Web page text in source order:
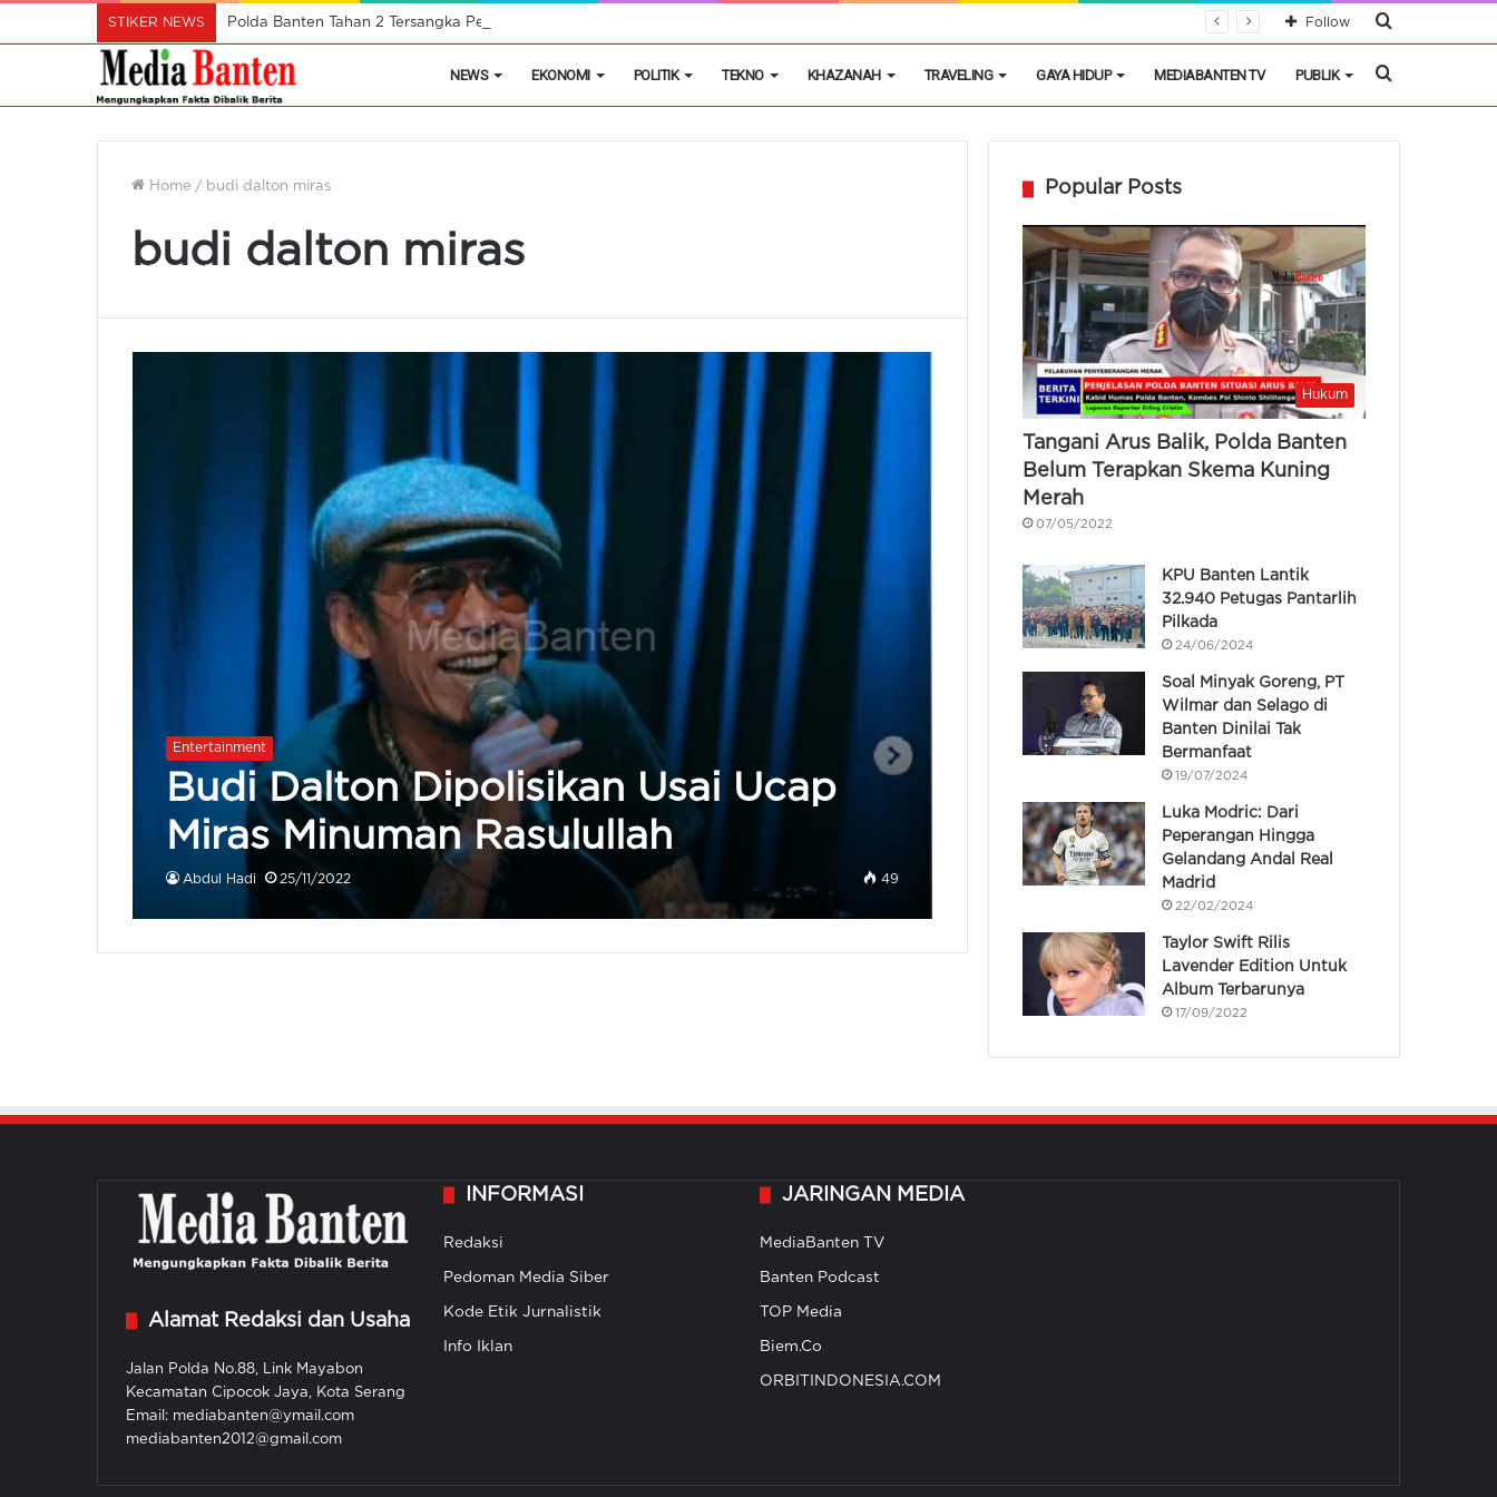
STIKER NEWS Polda Banten Tahan 2 Tersangka Pelaku Kekerasan dan Penghasulan Saat Demo di PT Pemi Cari
Follow
NEWS EKONOMI POLITIK TEKNO KHAZANAH TRAVELING GAYA HIDUP MEDIABANTEN TV PUBLIK Cari
Home / budi dalton miras
budi dalton miras
Entertainment
Budi Dalton Dipolisikan Usai Ucap
Miras Minuman Rasulullah
Abdul Hadi 25/11/2022 49
Popular Posts
Hukum
Tangani Arus Balik, Polda Banten
Belum Terapkan Skema Kuning
Merah
07/05/2022
KPU Banten Lantik
32.940 Petugas Pantarlih
Pilkada
24/06/2024
Soal Minyak Goreng, PT
Wilmar dan Selago di
Banten Dinilai Tak
Bermanfaat
19/07/2024
Luka Modric: Dari
Peperangan Hingga
Gelandang Andal Real
Madrid
22/02/2024
Taylor Swift Rilis
Lavender Edition Untuk
Album Terbarunya
17/09/2022
Alamat Redaksi dan Usaha
Jalan Polda No.88, Link Mayabon
Kecamatan Cipocok Jaya, Kota Serang
Email: mediabanten@ymail.com
mediabanten2012@gmail.com
INFORMASI
Redaksi
Pedoman Media Siber
Kode Etik Jurnalistik
Info Iklan
JARINGAN MEDIA
MediaBanten TV
Banten Podcast
TOP Media
Biem.Co
ORBITINDONESIA.COM